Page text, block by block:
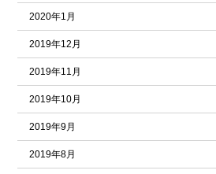
2020年1月
2019年12月
2019年11月
2019年10月
2019年9月
2019年8月